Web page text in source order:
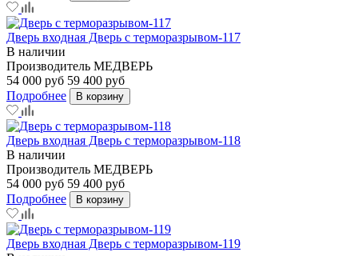
Дверь входная Дверь с терморазрывом-117
В наличии
Производитель МЕДВЕРЬ
54 000 руб 59 400 руб
Подробнее
В корзину
Дверь входная Дверь с терморазрывом-118
В наличии
Производитель МЕДВЕРЬ
54 000 руб 59 400 руб
Подробнее
В корзину
Дверь входная Дверь с терморазрывом-119